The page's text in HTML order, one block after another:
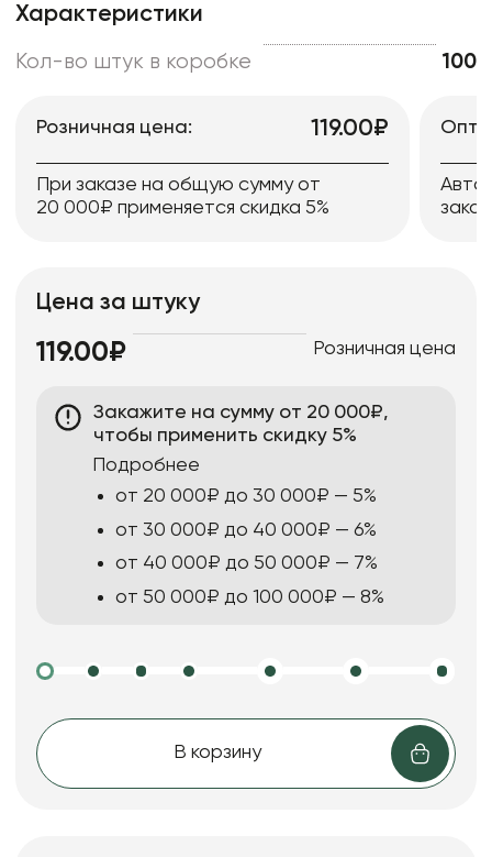
Характеристики
Кол-во штук в коробке 100
Розничная цена: 119.00₽
При заказе на общую сумму от
20 000₽ применяется скидка 5%
Цена за штуку
119.00₽ Розничная цена
Закажите на сумму от 20 000₽,
чтобы применить скидку 5%
Подробнее
от 20 000₽ до 30 000₽ — 5%
от 30 000₽ до 40 000₽ — 6%
от 40 000₽ до 50 000₽ — 7%
от 50 000₽ до 100 000₽ — 8%
В корзину